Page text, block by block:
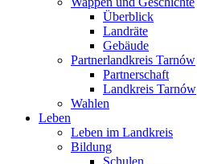
Überblick
Landräte
Gebäude
Partnerlandkreis Tarnów
Partnerschaft
Landkreis Tarnów
Wahlen
Leben
Leben im Landkreis
Bildung
Schulen